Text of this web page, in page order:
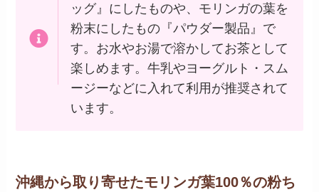
ッグ』にしたものや、モリンガの葉を
粉末にしたもの『パウダー製品』で
す。お水やお湯で溶かしてお茶として
楽しめます。牛乳やヨーグルト・スム
ージーなどに入れて利用が推奨されて
います。
沖縄から取り寄せたモリンガ葉100％の粉ち